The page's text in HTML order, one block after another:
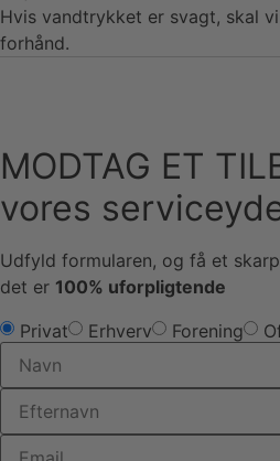
Hvis vandtrykket er svagt, skal
forhånd.
MODTAG ET
vores
Udfyld formularen, og få et
det er 100% uforpligtende
Privat Erhverv Forening